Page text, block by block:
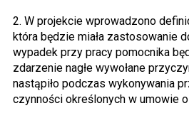
2. W projekcie wprowadzono
która będzie miała zastosowanie
wypadek przy pracy pomocnika
zdarzenie nagłe wywołane
nastąpiło podczas wykonywania
czynności określonych w umowie